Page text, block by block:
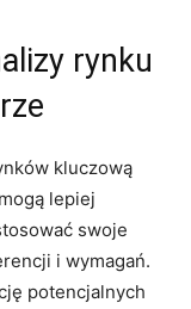
rynku⁢
kluczową
lepiej
swoje
i wymagań.
⁤potencjalnych